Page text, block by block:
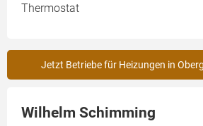
Thermostat
Jetzt Betriebe für Heizungen in
Wilhelm Schimming